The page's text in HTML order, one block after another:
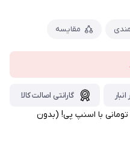
مقایسه
گارانتی اصالت کالا
4 قسط ماهانه 317,500 تومانی با اسنپ ‌پی! (بدون